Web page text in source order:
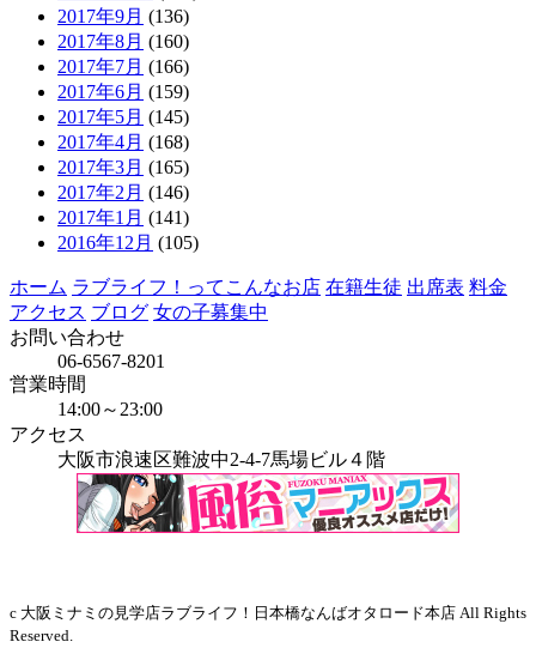
2017年9月 (136)
2017年8月 (160)
2017年7月 (166)
2017年6月 (159)
2017年5月 (145)
2017年4月 (168)
2017年3月 (165)
2017年2月 (146)
2017年1月 (141)
2016年12月 (105)
ホーム ラブライフ！ってこんなお店 在籍生徒 出席表 料金
アクセス ブログ 女の子募集中
お問い合わせ
06-6567-8201
営業時間
14:00～23:00
アクセス
大阪市浪速区難波中2-4-7馬場ビル４階
c 大阪ミナミの見学店ラブライフ！日本橋なんばオタロード本店 All Rights
Reserved.